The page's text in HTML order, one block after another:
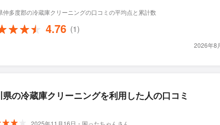
仲多度郡の冷蔵庫クリーニングの口コミの平均点と累計数
4.76 (1)
2026年8
県の冷蔵庫クリーニングを利用した人の口コミ
2025年11月16日・困ったちゃんさん